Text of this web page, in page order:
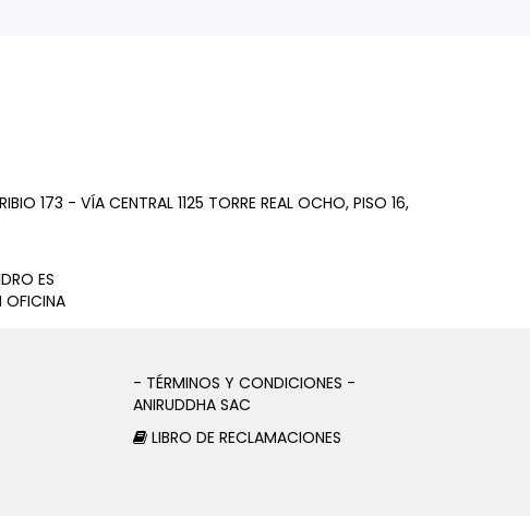
173 - VÍA CENTRAL 1125 TORRE REAL OCHO, PISO 16,
ES
OFICINA
- TÉRMINOS Y CONDICIONES -
ANIRUDDHA SAC
LIBRO DE RECLAMACIONES